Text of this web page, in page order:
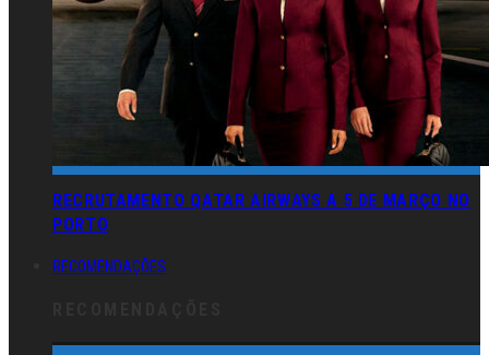
RECRUTAMENTO QATAR AIRWAYS A 5 DE MARÇO NO
PORTO
RECOMENDAÇÕES